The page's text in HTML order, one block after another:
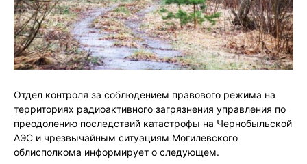
Отдел контроля за соблюдением правового режима на
территориях радиоактивного загрязнения управления по
преодолению последствий катастрофы на Чернобыльской
АЭС и чрезвычайным ситуациям Могилевского
облисполкома информирует о следующем.